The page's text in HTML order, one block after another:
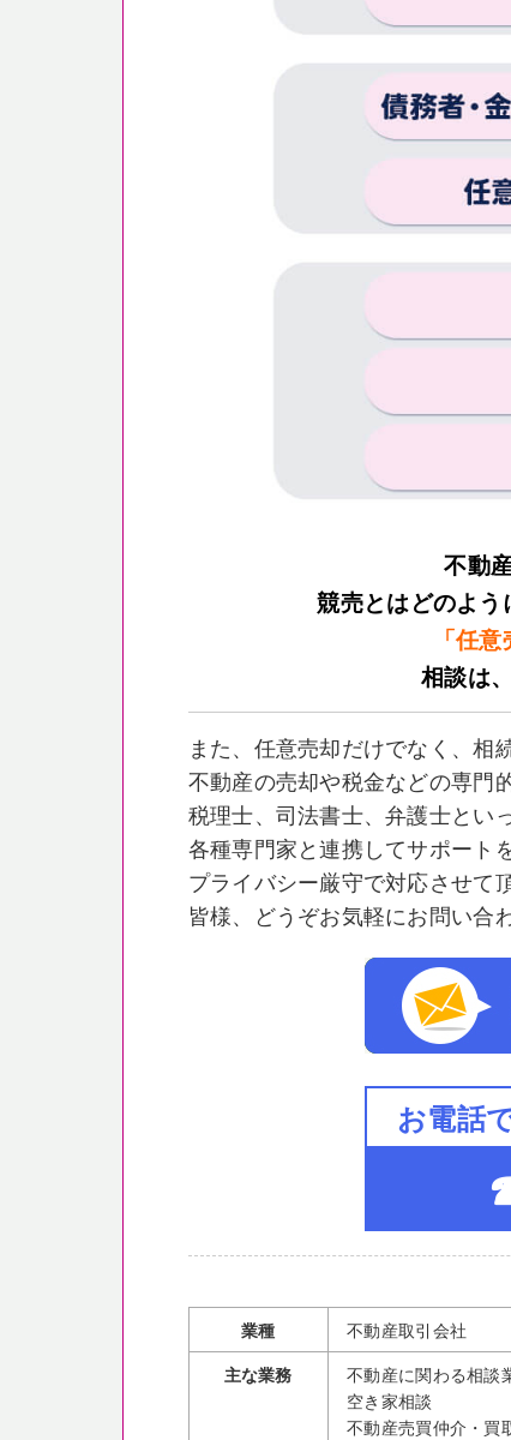
不動
競売とはどのよう
「任意
相談は
また、任意売却だけでなく、相
不動産の売却や税金などの専門
税理士、司法書士、弁護士とい
各種専門家と連携してサポート
プライバシー厳守で対応させて
皆様、どうぞお気軽にお問い合
お電話
業種
不動産取引会社
主な業務
不動産に関わる相談
空き家相談
不動産売買仲介・買